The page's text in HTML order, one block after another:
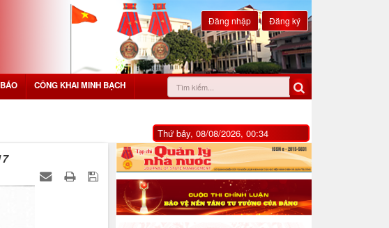
Đăng nhập Đăng ký
CÔNG KHAI MINH BẠCH
Thứ bảy, 08/08/2026, 00:34